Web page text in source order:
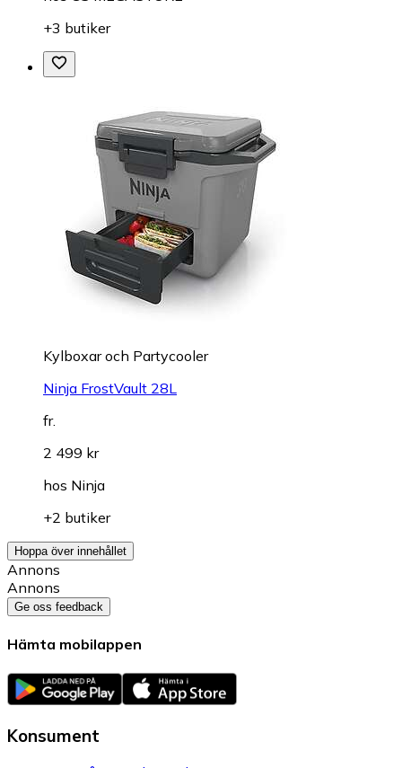
+3 butiker
Kylboxar och Partycooler
Ninja FrostVault 28L
fr.
2 499 kr
hos Ninja
+2 butiker
Hoppa över innehållet
Annons
Annons
Ge oss feedback
Hämta mobilappen
Konsument